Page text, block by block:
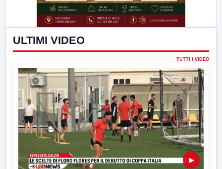
ULTIMI VIDEO
TUTTI I VIDEO
▶